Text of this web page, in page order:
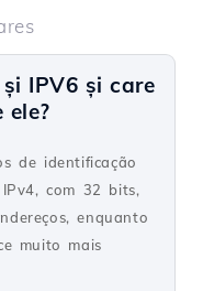
IPV6 și care
ele?
de identificação
com 32 bits,
enquanto
muito mais